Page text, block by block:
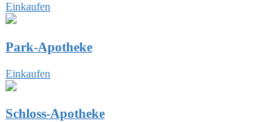
Einkaufen
Park-Apotheke
Einkaufen
Schloss-Apotheke